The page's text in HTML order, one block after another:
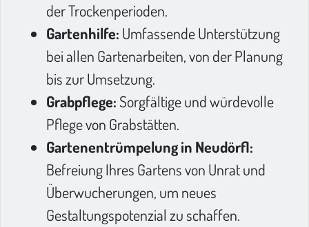
der Trockenperioden.
Gartenhilfe: Umfassende Unterstützung
bei allen Gartenarbeiten, von der Planung
bis zur Umsetzung.
Grabpflege: Sorgfältige und würdevolle
Pflege von Grabstätten.
Gartenentrümpelung in Neudörfl:
Befreiung Ihres Gartens von Unrat und
Überwucherungen, um neues
Gestaltungspotenzial zu schaffen.